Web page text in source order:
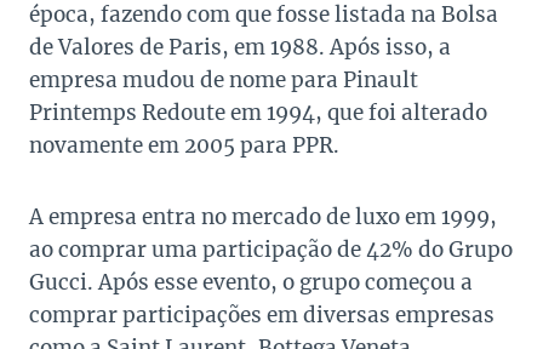
época, fazendo com que fosse listada na Bolsa
de Valores de Paris, em 1988. Após isso, a
empresa mudou de nome para Pinault
Printemps Redoute em 1994, que foi alterado
novamente em 2005 para PPR.
A empresa entra no mercado de luxo em 1999,
ao comprar uma participação de 42% do Grupo
Gucci. Após esse evento, o grupo começou a
comprar participações em diversas empresas